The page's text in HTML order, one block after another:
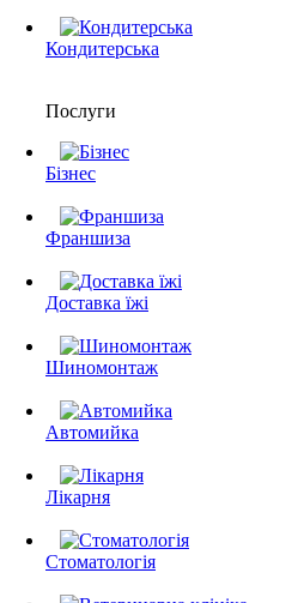
Кондитерська
Послуги
Бізнес
Франшиза
Доставка їжі
Шиномонтаж
Автомийка
Лікарня
Стоматологія